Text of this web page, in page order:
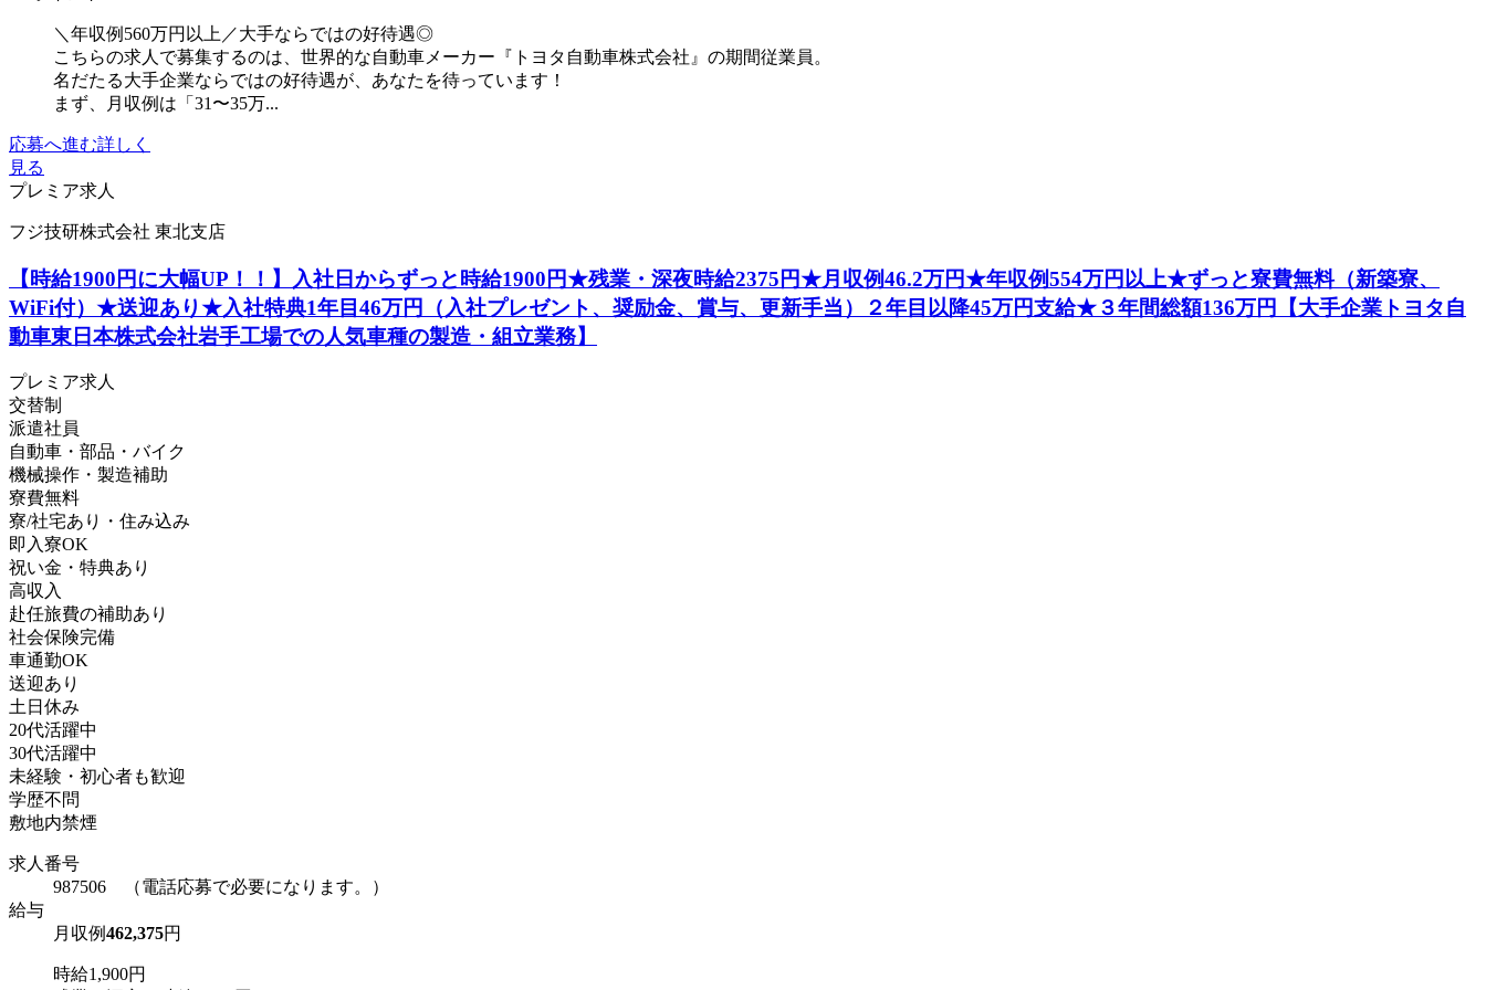
＼年収例560万円以上／大手ならではの好待遇◎
こちらの求人で募集するのは、世界的な自動車メーカー『トヨタ自動車株式会社』の期間従業員。
名だたる大手企業ならではの好待遇が、あなたを待っています！
まず、月収例は「31〜35万...
応募へ進む詳しく
見る
プレミア求人
フジ技研株式会社 東北支店
【時給1900円に大幅UP！！】入社日からずっと時給1900円★残業・深夜時給2375円★月収例46.2万円★年収例554万円以上★ずっと寮費無料（新築寮、
WiFi付）★送迎あり★入社特典1年目46万円（入社プレゼント、奨励金、賞与、更新手当）２年目以降45万円支給★３年間総額136万円【大手企業トヨタ自
動車東日本株式会社岩手工場での人気車種の製造・組立業務】
プレミア求人
交替制
派遣社員
自動車・部品・バイク
機械操作・製造補助
寮費無料
寮/社宅あり・住み込み
即入寮OK
祝い金・特典あり
高収入
赴任旅費の補助あり
社会保険完備
車通勤OK
送迎あり
土日休み
20代活躍中
30代活躍中
未経験・初心者も歓迎
学歴不問
敷地内禁煙
求人番号
987506 （電話応募で必要になります。）
給与
月収例462,375円
時給1,900円